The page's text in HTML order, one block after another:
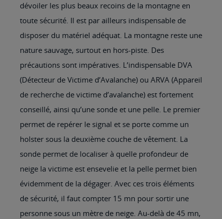
dévoiler les plus beaux recoins de la montagne en
toute sécurité. Il est par ailleurs indispensable de
disposer du matériel adéquat. La montagne reste une
nature sauvage, surtout en hors-piste. Des
précautions sont impératives. L’indispensable DVA
(Détecteur de Victime d’Avalanche) ou ARVA (Appareil
de recherche de victime d’avalanche) est fortement
conseillé, ainsi qu’une sonde et une pelle. Le premier
permet de repérer le signal et se porte comme un
holster sous la deuxième couche de vêtement. La
sonde permet de localiser à quelle profondeur de
neige la victime est ensevelie et la pelle permet bien
évidemment de la dégager. Avec ces trois éléments
de sécurité, il faut compter 15 mn pour sortir une
personne sous un mètre de neige. Au-delà de 45 mn,